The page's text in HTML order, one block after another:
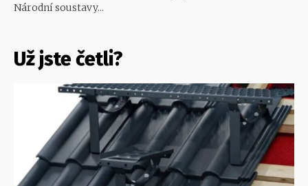
Národní soustavy...
Už jste četli?